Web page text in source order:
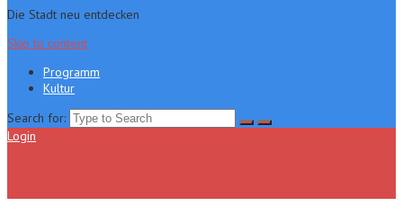
Die Stadt neu entdecken
Skip to content
Programm
Kultur
Search for:
Login